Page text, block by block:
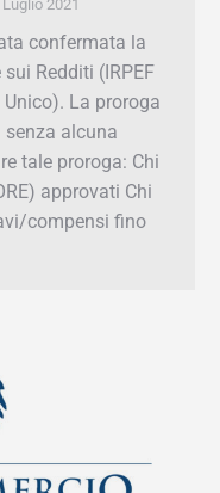
sui Redditi
con Unico).
20.07.2021
può utilizzare
STUDI DI
Forfetario